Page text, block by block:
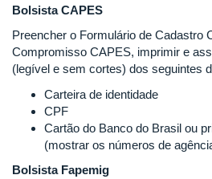
Bolsista CAPES
Preencher o Formulário de Cadastro
Compromisso CAPES, imprimir e
(legível e sem cortes) dos seguintes
Carteira de identidade
CPF
Cartão do Banco do Brasil ou
(mostrar os números de
Bolsista Fapemig